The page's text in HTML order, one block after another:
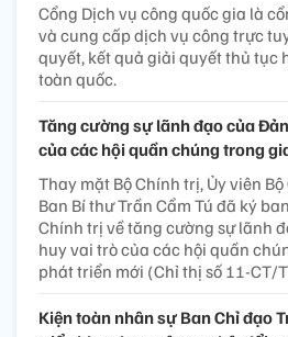
Cổng Dịch vụ công quốc gia là
và cung cấp dịch vụ công trực
quyết, kết quả giải quyết thủ tục
toàn quốc.
Tăng cường sự lãnh đạo của
của các hội quần chúng trong
Thay mặt Bộ Chính trị, Ủy viên
Ban Bí thư Trần Cẩm Tú đã ký
Chính trị về tăng cường sự lãnh
huy vai trò của các hội quần
phát triển mới (Chỉ thị số 11-CT/
Kiện toàn nhân sự Ban Chỉ đạo